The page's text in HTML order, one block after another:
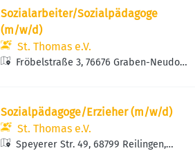
Sozialarbeiter/Sozialpädagoge
(m/w/d)
St. Thomas e.V.
Fröbelstraße 3, 76676 Graben-Neudorf,
Sozialpädagoge/Erzieher (m/w/d)
St. Thomas e.V.
Speyerer Str. 49, 68799 Reilingen,